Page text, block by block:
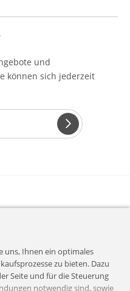
und
können sich jederzeit
uns, Ihnen ein optimales
zu bieten. Dazu
Seite und für die Steuerung
notwendig sind, sowie